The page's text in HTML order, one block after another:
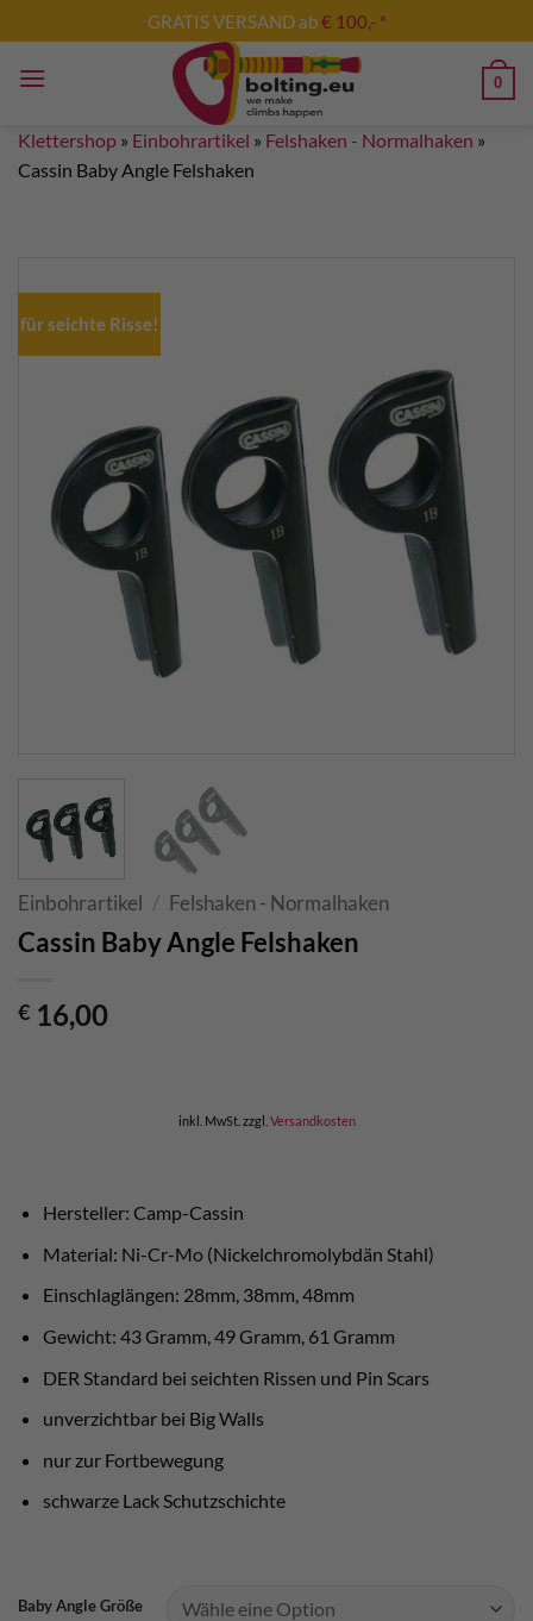
Inhalt
springen
GRATIS VERSAND ab€ 100,- *
0
Klettershop » Einbohrartikel » Felshaken - Normalhaken »
Cassin Baby Angle Felshaken
für seichte Risse!
Einbohrartikel / Felshaken - Normalhaken
Cassin Baby Angle Felshaken
€ 16,00
inkl. MwSt. zzgl. Versandkosten
Hersteller: Camp-Cassin
Material: Ni-Cr-Mo (Nickelchromolybdän Stahl)
Einschlaglängen: 28mm, 38mm, 48mm
Gewicht: 43 Gramm, 49 Gramm, 61 Gramm
DER Standard bei seichten Rissen und Pin Scars
unverzichtbar bei Big Walls
nur zur Fortbewegung
schwarze Lack Schutzschichte
Baby Angle Größe